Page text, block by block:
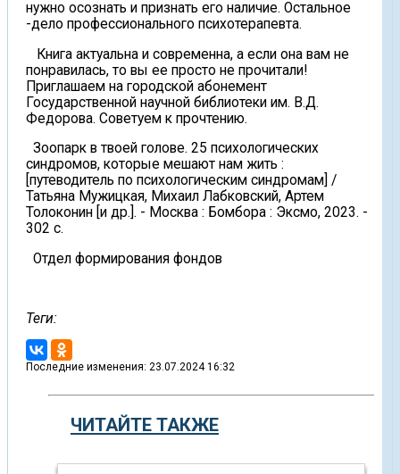
нужно осознать и признать его наличие. Остальное
-дело профессионального психотерапевта.
Книга актуальна и современна, а если она вам не
понравилась, то вы ее просто не прочитали!
Приглашаем на городской абонемент
Государственной научной библиотеки им. В.Д.
Федорова. Советуем к прочтению.
Зоопарк в твоей голове. 25 психологических
синдромов, которые мешают нам жить :
[путеводитель по психологическим синдромам] /
Татьяна Мужицкая, Михаил Лабковский, Артем
Толоконин [и др.]. - Москва : Бомбора : Эксмо, 2023. -
302 с.
Отдел формирования фондов
Теги:
Последние изменения: 23.07.2024 16:32
ЧИТАЙТЕ ТАКЖЕ